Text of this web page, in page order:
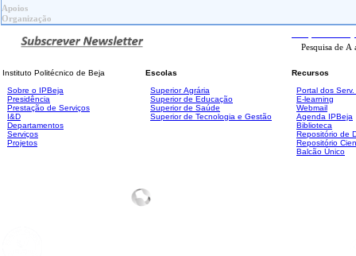
Apoios
Organização
Instituto Politécnico de Beja
Sobre o IPBeja
Presidência
Prestação de Serviços
I&D
Departamentos
Serviços
Projetos
Escolas
Superior Agrária
Superior de Educação
Superior de Saúde
Superior de Tecnologia e Gestão
Recursos
Portal dos
E-learning
Webmail
Agenda IPBeja
Biblioteca
Repositório de
Repositório
Balcão Único